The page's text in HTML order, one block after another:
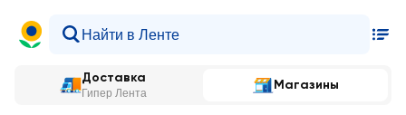
Доставка
Гипер Лента
Магазины